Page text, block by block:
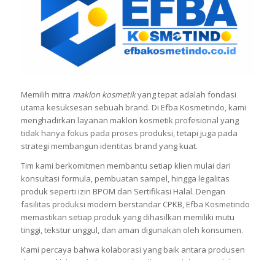
Memilih mitramaklon kosmetikyang tepat adalah fondasi
utama kesuksesan sebuah brand. Di Efba Kosmetindo, kami
tidak hanya fokus pada proses produksi, tetapi juga pada
strategi membangun identitas brand yang kuat.
Tim kami berkomitmen membantu setiap klien mulai dari
konsultasi formula, pembuatan sampel, hingga legalitas
produk seperti izin BPOM dan Sertifikasi Halal. Dengan
memastikan setiap produk yang dihasilkan memiliki mutu